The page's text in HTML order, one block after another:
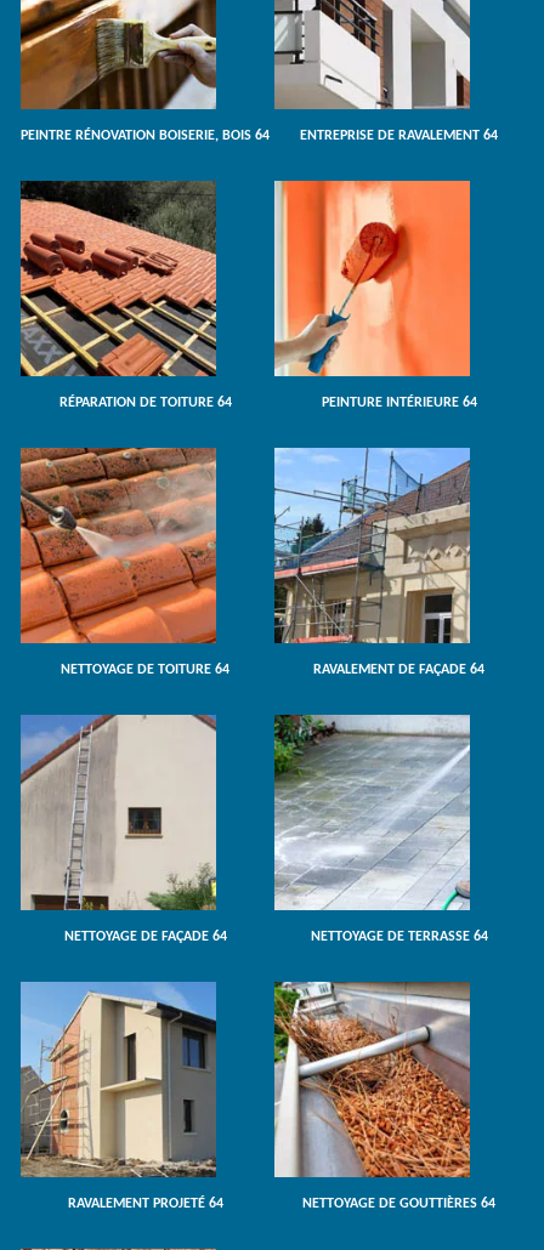
PEINTRE RÉNOVATION BOISERIE, BOIS 64 ENTREPRISE DE RAVALEMENT 64
RÉPARATION DE TOITURE 64 PEINTURE INTÉRIEURE 64
NETTOYAGE DE TOITURE 64 RAVALEMENT DE FAÇADE 64
NETTOYAGE DE FAÇADE 64 NETTOYAGE DE TERRASSE 64
RAVALEMENT PROJETÉ 64 NETTOYAGE DE GOUTTIÈRES 64